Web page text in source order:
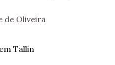
de Oliveira